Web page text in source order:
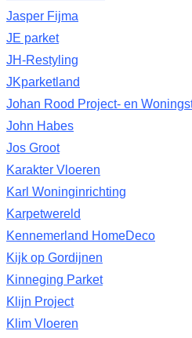
Jasper Fijma
JE parket
JH-Restyling
JKparketland
Johan Rood Project- en
John Habes
Jos Groot
Karakter Vloeren
Karl Woninginrichting
Karpetwereld
Kennemerland HomeDeco
Kijk op Gordijnen
Kinneging Parket
Klijn Project
Klim Vloeren